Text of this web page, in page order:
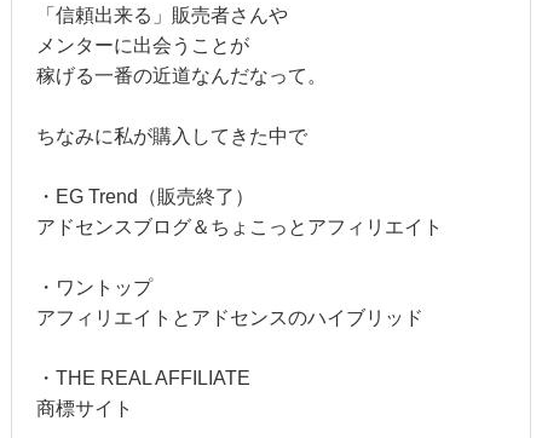
「信頼出来る」販売者さんや
メンターに出会うことが
稼げる一番の近道なんだなって。
ちなみに私が購入してきた中で
・EG Trend（販売終了）
アドセンスブログ＆ちょこっとアフィリエイト
・ワントップ
アフィリエイトとアドセンスのハイブリッド
・THE REAL AFFILIATE
商標サイト